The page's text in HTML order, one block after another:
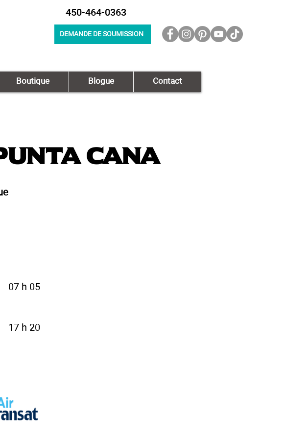
450-464-0363
DEMANDE DE SOUMISSION
Boutique Blogue Contact
Cana
07 h 05
17 h 20